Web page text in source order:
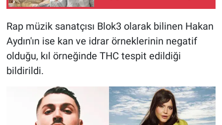
Rap müzik sanatçısı Blok3 olarak bilinen Hakan
Aydın'ın ise kan ve idrar örneklerinin negatif
olduğu, kıl örneğinde THC tespit edildiği
bildirildi.